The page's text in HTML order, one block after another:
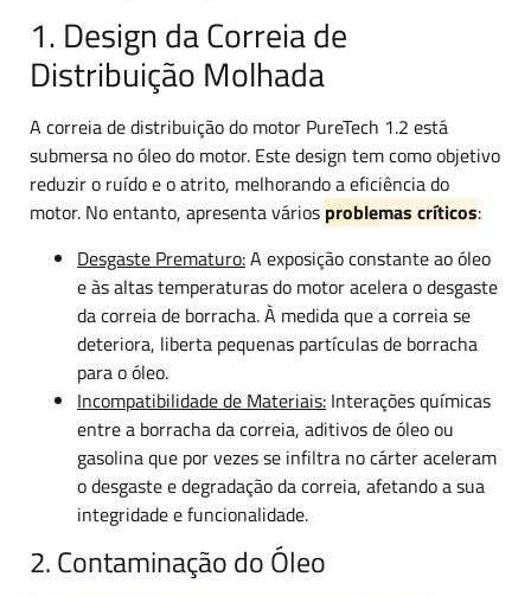
1. Design da Correia de
Distribuição Molhada
A correia de distribuição do motor PureTech 1.2 está
submersa no óleo do motor. Este design tem como objetivo
reduzir o ruído e o atrito, melhorando a eficiência do
motor. No entanto, apresenta vários problemas críticos:
Desgaste Prematuro:A exposição constante ao óleo
e às altas temperaturas do motor acelera o desgaste
da correia de borracha. À medida que a correia se
deteriora, liberta pequenas partículas de borracha
para o óleo.
Incompatibilidade de Materiais: Interações químicas
entre a borracha da correia, aditivos de óleo ou
gasolina que por vezes se infiltra no cárter aceleram
o desgaste e degradação da correia, afetando a sua
integridade e funcionalidade.
2. Contaminação do Óleo